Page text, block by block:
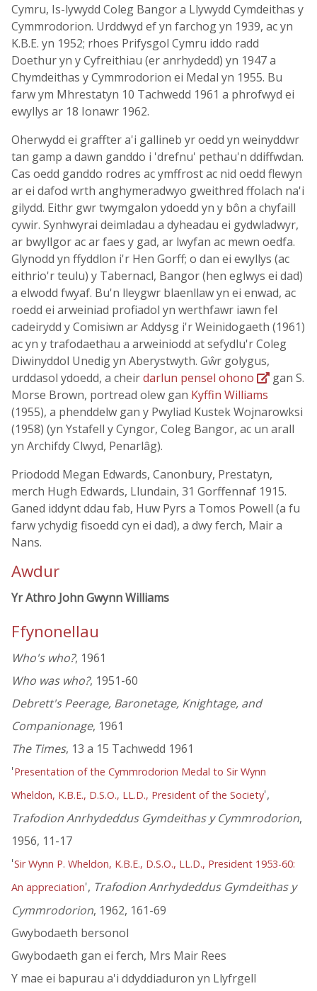
Cymru, Is-lywydd Coleg Bangor a Llywydd Cymdeithas y
Cymmrodorion. Urddwyd ef yn farchog yn 1939, ac yn
K.B.E. yn 1952; rhoes Prifysgol Cymru iddo radd
Doethur yn y Cyfreithiau (er anrhydedd) yn 1947 a
Chymdeithas y Cymmrodorion ei Medal yn 1955. Bu
farw ym Mhrestatyn 10 Tachwedd 1961 a phrofwyd ei
ewyllys ar 18 Ionawr 1962.
Oherwydd ei graffter a'i gallineb yr oedd yn weinyddwr
tan gamp a dawn ganddo i 'drefnu' pethau'n ddiffwdan.
Cas oedd ganddo rodres ac ymffrost ac nid oedd flewyn
ar ei dafod wrth anghymeradwyo gweithred ffolach na'i
gilydd. Eithr gwr twymgalon ydoedd yn y bôn a chyfaill
cywir. Synhwyrai deimladau a dyheadau ei gydwladwyr,
ar bwyllgor ac ar faes y gad, ar lwyfan ac mewn oedfa.
Glynodd yn ffyddlon i'r Hen Gorff; o dan ei ewyllys (ac
eithrio'r teulu) y Tabernacl, Bangor (hen eglwys ei dad)
a elwodd fwyaf. Bu'n lleygwr blaenllaw yn ei enwad, ac
roedd ei arweiniad profiadol yn werthfawr iawn fel
cadeirydd y Comisiwn ar Addysg i'r Weinidogaeth (1961)
ac yn y trafodaethau a arweiniodd at sefydlu'r Coleg
Diwinyddol Unedig yn Aberystwyth. Gŵr golygus,
urddasol ydoedd, a cheirdarlun pensel ohono
gan S.
Morse Brown, portread olew gan Kyffin Williams
(1955), a phenddelw gan y Pwyliad Kustek Wojnarowksi
(1958) (yn Ystafell y Cyngor, Coleg Bangor, ac un arall
yn Archifdy Clwyd, Penarlâg).
Priododd Megan Edwards, Canonbury, Prestatyn,
merch Hugh Edwards, Llundain, 31 Gorffennaf 1915.
Ganed iddynt ddau fab, Huw Pyrs a Tomos Powell (a fu
farw ychydig fisoedd cyn ei dad), a dwy ferch, Mair a
Nans.
Awdur
Yr Athro John Gwynn Williams
Ffynonellau
Who's who?, 1961
Who was who?, 1951-60
Debrett's Peerage, Baronetage, Knightage, and
Companionage, 1961
The Times, 13 a 15 Tachwedd 1961
'Presentation of the Cymmrodorion Medal to Sir Wynn
Wheldon, K.B.E., D.S.O., LL.D., President of the Society',
Trafodion Anrhydeddus Gymdeithas y Cymmrodorion,
1956, 11-17
'Sir Wynn P. Wheldon, K.B.E., D.S.O., LL.D., President 1953-60:
An appreciation', Trafodion Anrhydeddus Gymdeithas y
Cymmrodorion, 1962, 161-69
Gwybodaeth bersonol
Gwybodaeth gan ei ferch, Mrs Mair Rees
Y mae ei bapurau a'i ddyddiaduron yn Llyfrgell